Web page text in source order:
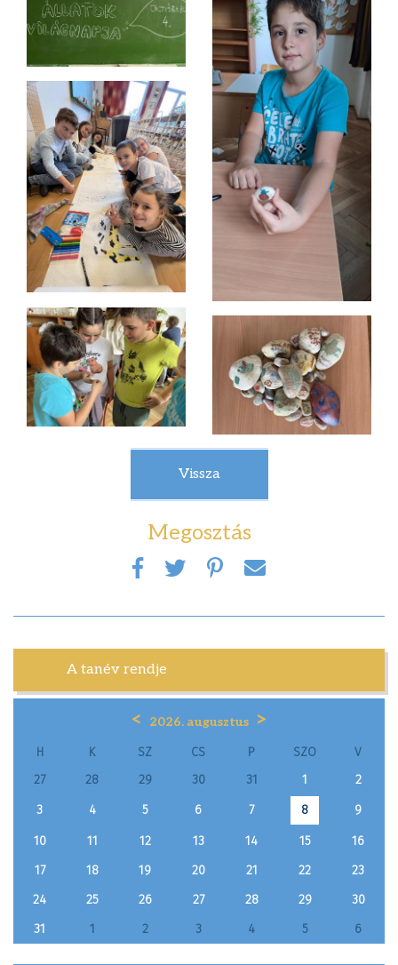
A tanév rendje
< 2026. augusztus >
H K SZ CS P SZO
V
27
28 29 30 31 1
2
3
4 5 6 7 8 9
10 11 12 13 14 15
16
17
18 19 20 21 22
23
24
25 26 27 28 29
30
31
1 2 3 4 5 6
Vissza
Megosztás